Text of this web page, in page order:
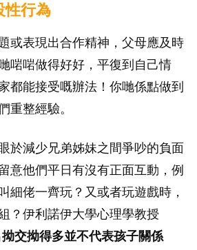
性行為
或表現出合作精神，父母應及時
啱啱做得好好，平復到自己情
都能接受嘅辦法！你哋係點做到
重整經驗。
於減少兄弟姊妹之間爭吵的負面
意他們平日有沒有正面互動，例
細佬一齊玩？又或者玩遊戲時，
？伊利諾伊大學心理學教授
拗交拗得多並不代表孩子關係